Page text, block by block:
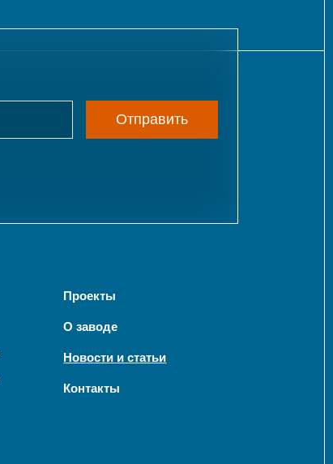
Отправить
Проекты
О заводе
Новости и статьи
Контакты